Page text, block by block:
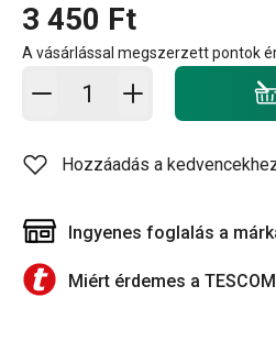
3 450 Ft
A vásárlással megszerzett pontok
Kosárba - mennyiség
Hozzáadás a
Ingyenes foglalás a
Miért érdemes a